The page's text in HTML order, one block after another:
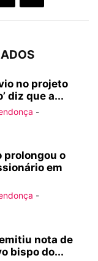
no projeto
diz que a...
-
prolongou o
em
-
nota de
bispo do...